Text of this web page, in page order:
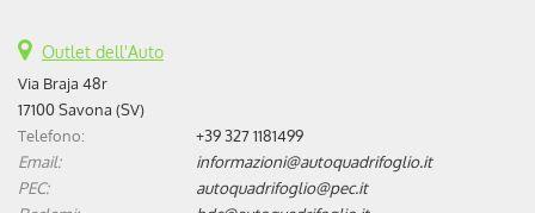
Outlet dell'Auto
Via Braja 48r
17100 Savona (SV)
Telefono:
+39 327 1181499
Email:
informazioni@autoquadrifoglio.it
PEC:
autoquadrifoglio@pec.it